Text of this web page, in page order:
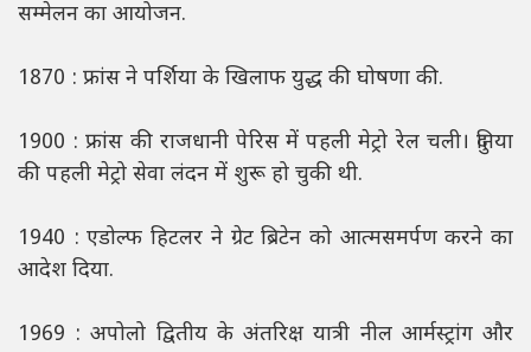
सम्मेलन का आयोजन.
1870 : फ्रांस ने पर्शिया के खिलाफ युद्ध की घोषणा की.
1900 : फ्रांस की राजधानी पेरिस में पहली मेट्रो रेल चली। दुनिया
की पहली मेट्रो सेवा लंदन में शुरू हो चुकी थी.
1940 : एडोल्फ हिटलर ने ग्रेट ब्रिटेन को आत्मसमर्पण करने का
आदेश दिया.
1969 : अपोलो द्वितीय के अंतरिक्ष यात्री नील आर्मस्ट्रांग और